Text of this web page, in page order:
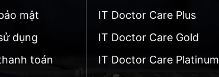
mật
dụng
toán
IT Doctor Care Plus
IT Doctor Care Gold
IT Doctor Care Platinum